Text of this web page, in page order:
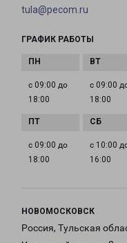
tula@pecom.ru
ГРАФИК РАБОТЫ
с 09:00 до
18:00
с 09:00
18:00
с 09:00 до
18:00
с 10:00
16:00
НОВОМОСКОВСК
Россия, Тульская